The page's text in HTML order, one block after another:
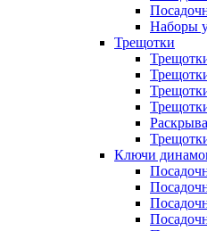
Наборы
Трещотки
Ключи